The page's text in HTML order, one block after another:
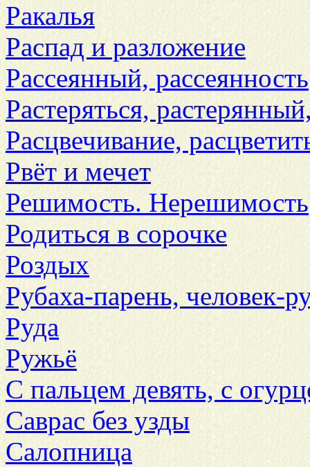
Ракалья
Распад и разложение
Рассеянный, рассеянность
Растеряться,
Расцвечивание,
Рвёт и мечет
Решимость. Нерешимость
Родиться в сорочке
Роздых
Рубаха-парень, человек-
Руда
Ружьё
С пальцем девять, с
Саврас без узды
Салопница